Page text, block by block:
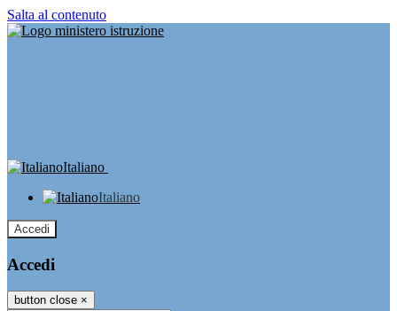
Salta al contenuto
Italiano
Italiano
Accedi
Accedi
button close ×